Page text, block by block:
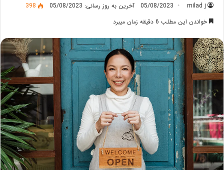
milad j
05/08/2023 آخرین به روز رسانی: 05/08/2023
398
خواندن این مطلب 6 دقیقه زمان میبرد